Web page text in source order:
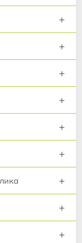
+
+
+
+
+
+
+
+
+